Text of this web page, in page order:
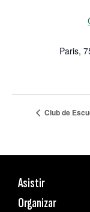
Paris,
Club de
Asistir
Organizar